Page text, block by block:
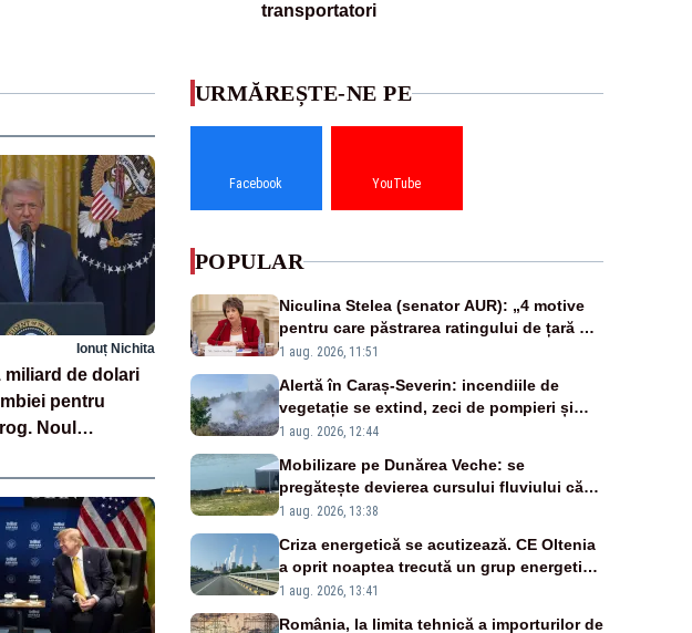
transportatori
Ionuț Nichita
miliard de dolari
pentru
Noul
URMĂREȘTE-NE PE
Facebook YouTube
POPULAR
Niculina Stelea (senator AUR): „4 motive
pentru care păstrarea ratingului de țară nu
este o reușită pentru Guvernul Bolojan”
1 aug. 2026, 11:51
Alertă în Caraș-Severin: incendiile de
vegetație se extind, zeci de pompieri și
silvicultori se luptă cu flăcările - VIDEO
1 aug. 2026, 12:44
Mobilizare pe Dunărea Veche: se
pregătește devierea cursului fluviului către
Cernavodă – VIDEO
1 aug. 2026, 13:38
Criza energetică se acutizează. CE Oltenia
a oprit noaptea trecută un grup energetic
de la Rovinari
1 aug. 2026, 13:41
România, la limita tehnică a importurilor de